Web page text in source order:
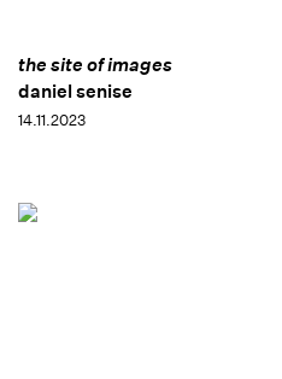
the site of images
daniel senise
14.11.2023